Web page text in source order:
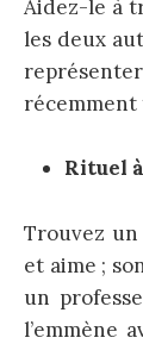
Aidez-le à
les deux
récemment
Rituel à
Trouvez
et aime ;
un
l’emmène